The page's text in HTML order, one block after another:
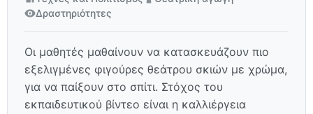
Δραστηριότητες
Οι μαθητές μαθαίνουν να κατασκευάζουν πιο
εξελιγμένες φιγούρες θεάτρου σκιών με χρώμα,
για να παίξουν στο σπίτι. Στόχος του
εκπαιδευτικού βίντεο είναι η καλλιέργεια